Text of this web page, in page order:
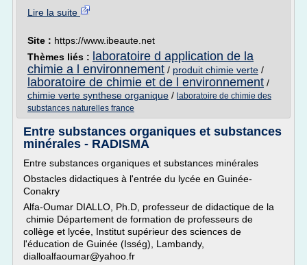
Lire la suite
Site : https://www.ibeaute.net
Thèmes liés : laboratoire d application de la
chimie a l environnement / produit chimie verte /
laboratoire de chimie et de l environnement /
chimie verte synthese organique / laboratoire de chimie des
substances naturelles france
Entre substances organiques et substances
minérales - RADISMA
Entre substances organiques et substances minérales
Obstacles didactiques à l'entrée du lycée en Guinée-
Conakry
Alfa-Oumar DIALLO, Ph.D, professeur de didactique de la
chimie Département de formation de professeurs de
collège et lycée, Institut supérieur des sciences de
l'éducation de Guinée (Isség), Lambandy,
dialloalfaoumar@yahoo.fr